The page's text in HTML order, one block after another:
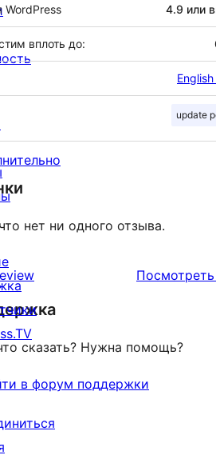
WordPress 4.9 или
вплоть до:
update
нет ни одного отзыва.
сказать? Нужна помощь?
в форум поддержки